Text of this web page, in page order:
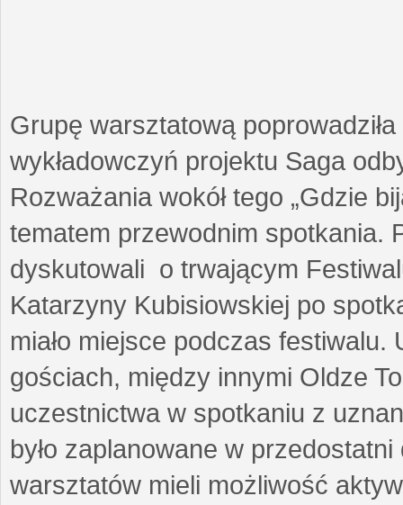
Grupę warsztatową
wykładowczyń projektu Saga
Rozważania wokół tego „Gdzie
tematem przewodnim spotkania.
dyskutowali o trwającym
Katarzyny Kubisiowskiej po
miało miejsce podczas
gościach, między innymi Oldze
uczestnictwa w spotkaniu z
było zaplanowane w
warsztatów mieli możliwość